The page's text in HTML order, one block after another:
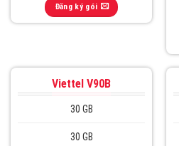
Đăng ký gói
Viettel V90B
30 GB
30 GB